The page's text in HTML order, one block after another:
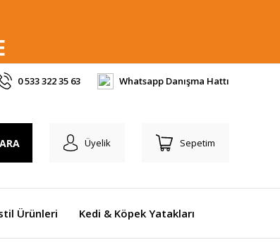
0 533 322 35 63 Whatsapp Danışma Hattı
ARA Üyelik Sepetim
Ürünleri Kedi & Köpek Yatakları